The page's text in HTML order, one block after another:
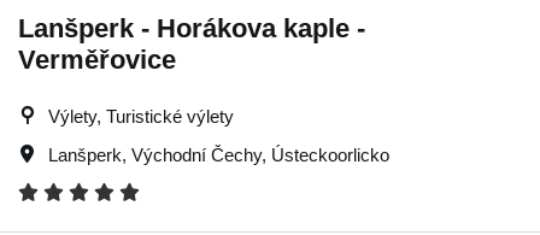
Lanšperk - Horákova kaple -
Verměřovice
Výlety, Turistické výlety
Lanšperk, Východní Čechy, Ústeckoorlicko